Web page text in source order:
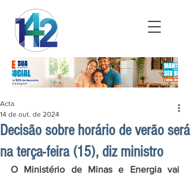
Decisão sobre horário de verão será
na terça-feira (15), diz ministro
Acta
14 de out. de 2024
O Ministério de Minas e Energia vai